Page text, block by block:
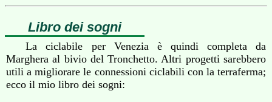
Libro dei sogni
La ciclabile per Venezia è quindi completa da
Marghera al bivio del Tronchetto. Altri progetti sarebbero
utili a migliorare le connessioni ciclabili con la terraferma;
ecco il mio libro dei sogni: